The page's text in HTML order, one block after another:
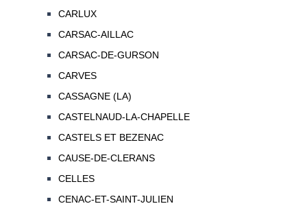
CARLUX
CARSAC-AILLAC
CARSAC-DE-GURSON
CARVES
CASSAGNE (LA)
CASTELNAUD-LA-CHAPELLE
CASTELS ET BEZENAC
CAUSE-DE-CLERANS
CELLES
CENAC-ET-SAINT-JULIEN